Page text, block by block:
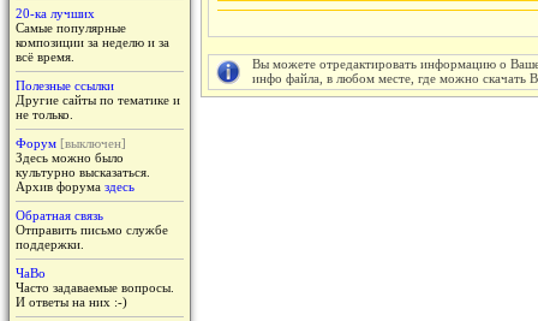
20-ка лучших
Самые популярные
композиции за неделю и за
всё время.
Полезные ссылки
Другие сайты по тематике и
не только.
Форум [выключен]
Здесь можно было
культурно высказаться.
Архив форума здесь
Обратная связь
Отправить письмо службе
поддержки.
ЧаВо
Часто задаваемые вопросы.
И ответы на них :-)
Вы можете отредактировать информацию о
инфо файла, в любом месте, где можно скачать